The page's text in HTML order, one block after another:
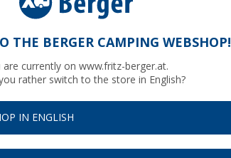
(175)
THE BERGER CAMPING WEBSHOP!
are currently on www.fritz-berger.at.
rather switch to the store in English?
IN ENGLISH